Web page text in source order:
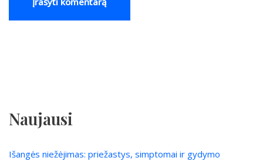
Naujausi
Išangės niežėjimas: priežastys, simptomai ir gydymo